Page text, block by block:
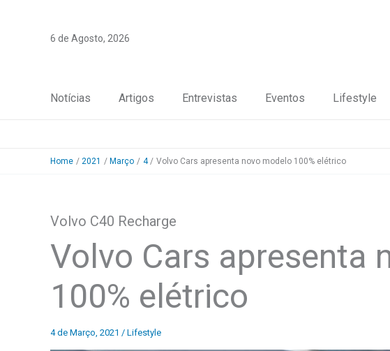
6 de Agosto, 2026
Notícias Artigos Entrevistas Eventos Lifestyle
Home 2021 Março 4 Volvo Cars apresenta novo modelo 100% elétrico
Volvo C40 Recharge
Volvo Cars apresenta
100% elétrico
4 de Março, 2021 / Lifestyle